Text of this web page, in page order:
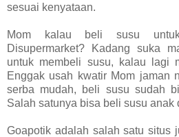
sesuai kenyataan.
Mom kalau beli susu
Disupermarket? Kadang suka
untuk membeli susu, kalau lagi
Enggak usah kwatir Mom jaman
serba mudah, beli susu sudah
Salah satunya bisa beli susu anak
Goapotik adalah salah satu situs